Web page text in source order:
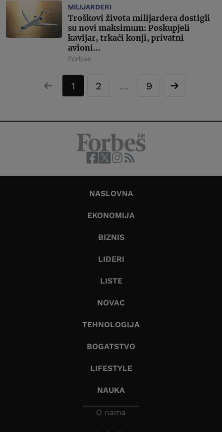
MILIJARDERI
Troškovi života milijardera dostigli
su novi maksimum: Poskupjeli
kavijar, trkaći konji, privatni
avioni...
Forbes
1 2 … 9
NASLOVNA
EKONOMIJA
BIZNIS
LIDERI
LISTE
NOVAC
TEHNOLOGIJA
BOGATSTVO
LIFESTYLE
NAUKA
O nama